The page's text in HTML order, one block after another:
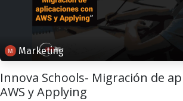
Marketing
Innova Schools- Migración de
AWS y Applying